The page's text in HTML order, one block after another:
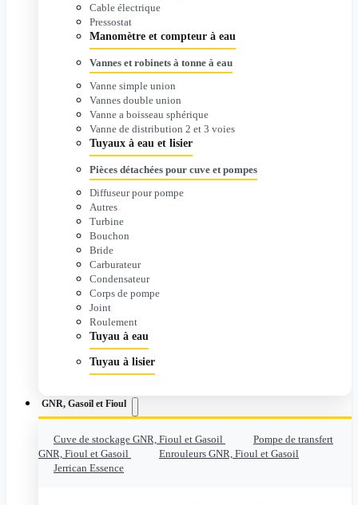
Cable électrique
Pressostat
Manomètre et compteur à eau
Vannes et robinets à tonne à eau
Vanne simple union
Vannes double union
Vanne a boisseau sphérique
Vanne de distribution 2 et 3 voies
Tuyaux à eau et lisier
Pièces détachées pour cuve et pompes
Diffuseur pour pompe
Autres
Turbine
Bouchon
Bride
Carburateur
Condensateur
Corps de pompe
Joint
Roulement
Tuyau à eau
Tuyau à lisier
GNR, Gasoil et Fioul
Cuve de stockage GNR, Fioul et Gasoil
Pompe de transfert
GNR, Fioul et Gasoil
Enrouleurs GNR, Fioul et Gasoil
Jerrican Essence